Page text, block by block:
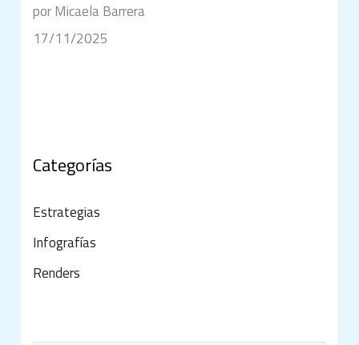
por Micaela Barrera
17/11/2025
Categorías
Estrategias
Infografías
Renders